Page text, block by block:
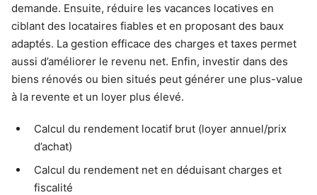
demande. Ensuite, réduire les vacances locatives en
ciblant des locataires fiables et en proposant des baux
adaptés. La gestion efficace des charges et taxes permet
aussi d’améliorer le revenu net. Enfin, investir dans des
biens rénovés ou bien situés peut générer une plus-value
à la revente et un loyer plus élevé.
Calcul du rendement locatif brut (loyer annuel/prix
d’achat)
Calcul du rendement net en déduisant charges et
fiscalité